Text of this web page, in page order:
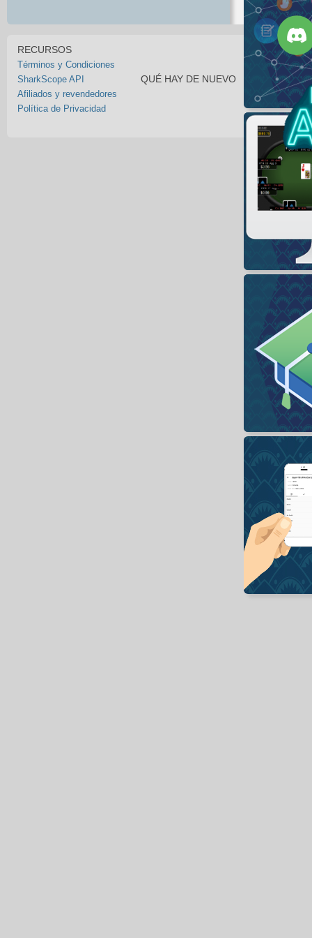
RECURSOS
Términos y Condiciones
SharkScope API
Afiliados y revendedores
Política de Privacidad
QUÉ HAY DE NUEVO